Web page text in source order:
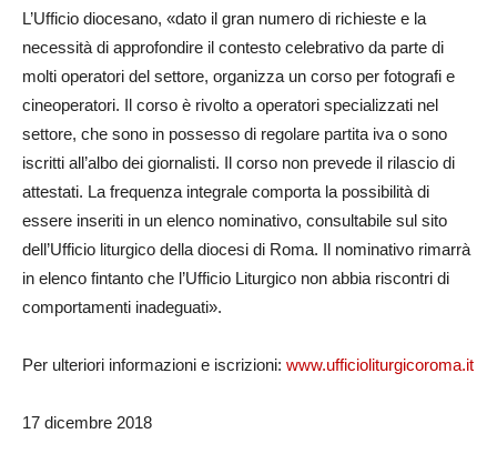
L’Ufficio diocesano, «dato il gran numero di richieste e la
necessità di approfondire il contesto celebrativo da parte di
molti operatori del settore, organizza un corso per fotografi e
cineoperatori. Il corso è rivolto a operatori specializzati nel
settore, che sono in possesso di regolare partita iva o sono
iscritti all’albo dei giornalisti. Il corso non prevede il rilascio di
attestati. La frequenza integrale comporta la possibilità di
essere inseriti in un elenco nominativo, consultabile sul sito
dell’Ufficio liturgico della diocesi di Roma. Il nominativo rimarrà
in elenco fintanto che l’Ufficio Liturgico non abbia riscontri di
comportamenti inadeguati».
Per ulteriori informazioni e iscrizioni: www.ufficioliturgicoroma.it
17 dicembre 2018